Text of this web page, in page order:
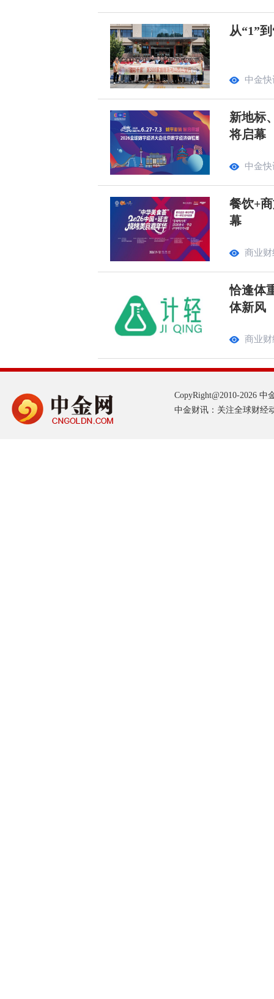
从“1”
中金快
新地标
将启幕
中金快
餐饮+
幕
商业财
恰逢体
体新风
商业财
CopyRight@2010-2026 中
中金财讯：关注全球财经